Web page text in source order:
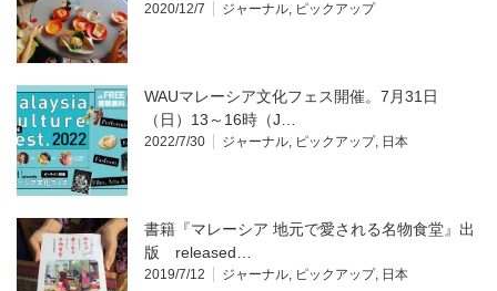
2020/12/7 ジャーナル, ピックアップ
WAUマレーシア文化フェス開催。7月31日
（日）13～16時（J…
2022/7/30 ジャーナル, ピックアップ, 日本
書籍『マレーシア 地元で愛される名物食堂』出
版 released…
2019/7/12 ジャーナル, ピックアップ, 日本